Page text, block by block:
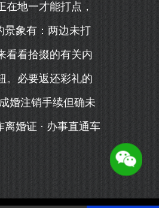
地一才能打点，
景象有：两边未打
看看拾掇的有关内
。必要返还彩礼的
婚注销手续但确未
婚证 · 办事直通车